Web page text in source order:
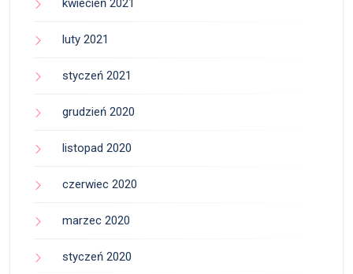
kwiecień 2021
luty 2021
styczeń 2021
grudzień 2020
listopad 2020
czerwiec 2020
marzec 2020
styczeń 2020